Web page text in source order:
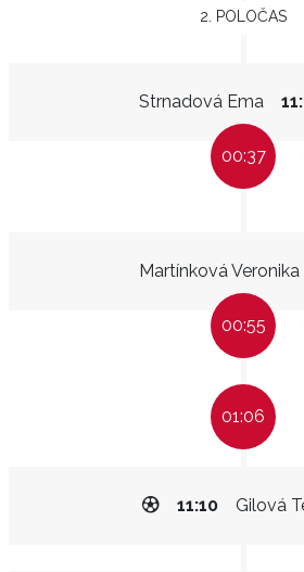
2. POLOČAS
Strnadová Ema
00:37
Martínková Veronika
00:55
01:06
Gilová
11:10